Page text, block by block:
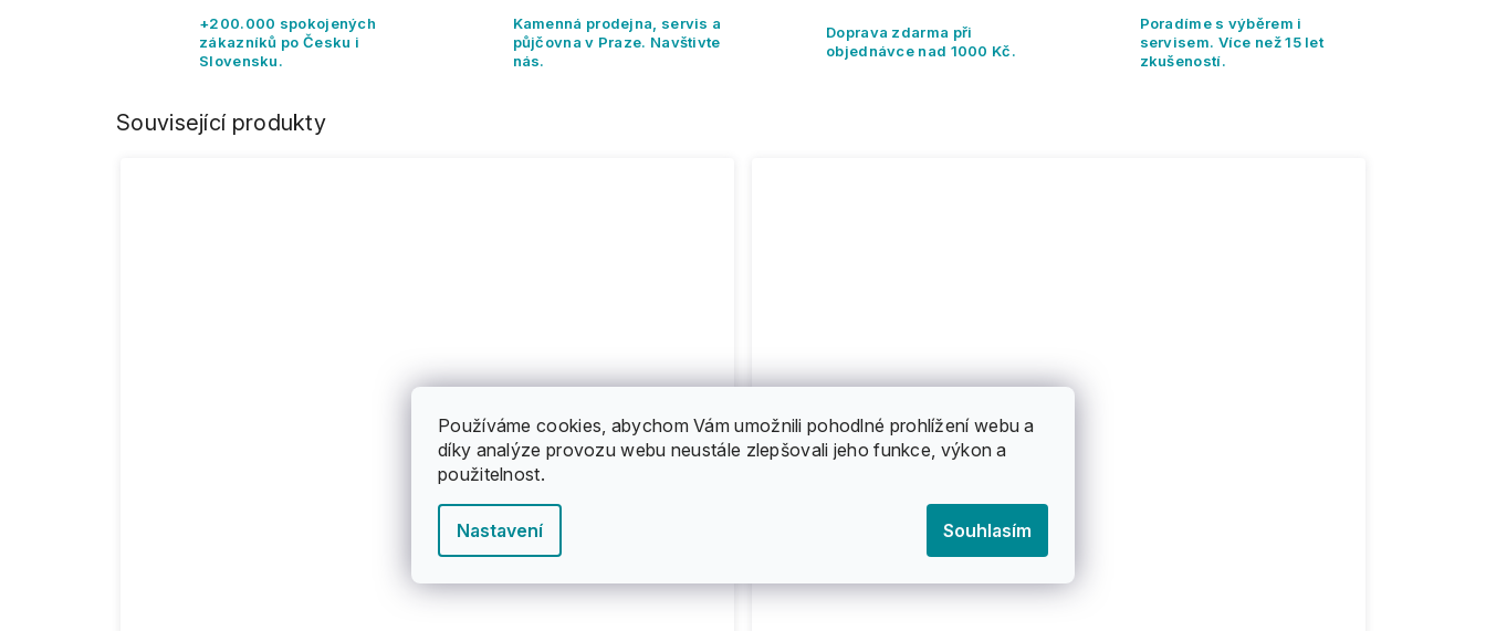
Používáme cookies, abychom Vám umožnili pohodlné prohlížení webu a
díky analýze provozu webu neustále zlepšovali jeho funkce, výkon a
použitelnost.
Nastavení Souhlasím
+200.000 spokojených
zákazníků po Česku i
Slovensku.
Kamenná prodejna, servis a
půjčovna v Praze. Navštivte
nás.
Doprava zdarma při
objednávce nad 1000 Kč.
Poradíme s výběrem i
servisem. Více než 15 let
zkušeností.
Související produkty